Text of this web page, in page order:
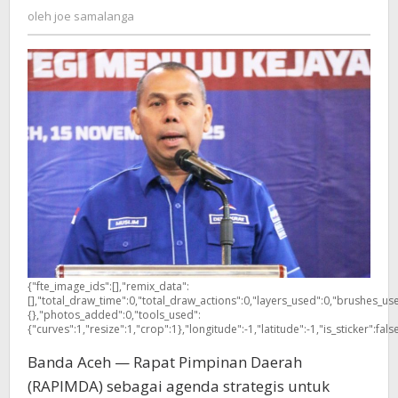
oleh joe samalanga
{"fte_image_ids":[],"remix_data":
{},"photos_added":0,"tools_used":
{"curves":1,"resize":1,"crop":1},"longitude":-1,"latitude":-
Banda Aceh — Rapat Pimpinan Daerah
(RAPIMDA) sebagai agenda strategis untuk